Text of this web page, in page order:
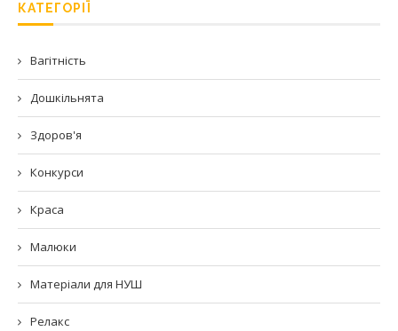
КАТЕГОРІЇ
Вагітність
Дошкільнята
Здоров'я
Конкурси
Краса
Малюки
Матеріали для НУШ
Релакс